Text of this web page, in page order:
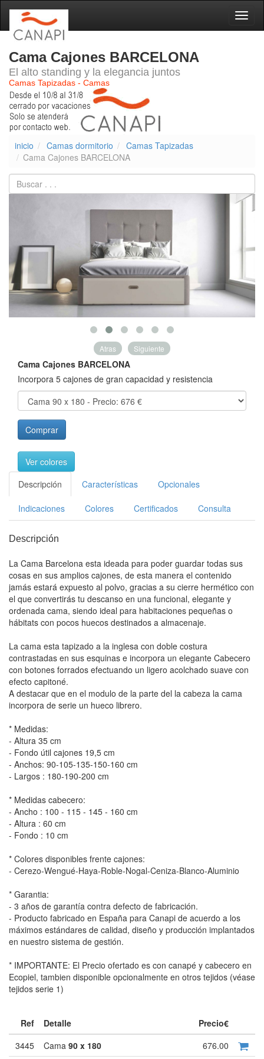
Cama Cajones BARCELONA
El alto standing y la elegancia juntos
Camas Tapizadas - Camas
inicio Camas dormitorio
Camas Tapizadas
Cama Cajones BARCELONA
Atras Siguiente
Cama Cajones BARCELONA
Incorpora 5 cajones de gran capacidad y resistencia
Comprar
Ver colores
Descripción
Características Opcionales
Indicaciones Colores Certificados Consulta
Descripción
La Cama Barcelona esta ideada para poder guardar todas sus
cosas en sus amplios cajones, de esta manera el contenido
jamás estará expuesto al polvo, gracias a su cierre hermético con
el que convertirás tu descanso en una funcional, elegante y
ordenada cama, siendo ideal para habitaciones pequeñas o
hábitats con pocos huecos destinados a almacenaje.
La cama esta tapizado a la inglesa con doble costura
contrastadas en sus esquinas e incorpora un elegante Cabecero
con botones forrados efectuando un ligero acolchado suave con
efecto capitoné.
A destacar que en el modulo de la parte del la cabeza la cama
incorpora de serie un hueco librero.
* Medidas:
- Altura 35 cm
- Fondo útil cajones 19,5 cm
- Anchos: 90-105-135-150-160 cm
- Largos : 180-190-200 cm
* Medidas cabecero:
- Ancho : 100 - 115 - 145 - 160 cm
- Altura : 60 cm
- Fondo : 10 cm
* Colores disponibles frente cajones:
- Cerezo-Wengué-Haya-Roble-Nogal-Ceniza-Blanco-Aluminio
* Garantia:
- 3 años de garantía contra defecto de fabricación.
- Producto fabricado en España para Canapi de acuerdo a los
máximos estándares de calidad, diseño y producción implantados
en nuestro sistema de gestión.
* IMPORTANTE: El Precio ofertado es con canapé y cabecero en
Ecopiel, tambien disponible opcionalmente en otros tejidos (véase
tejidos serie 1)
Ref Detalle
Precio€
3445
Cama 90 x 180 676.00